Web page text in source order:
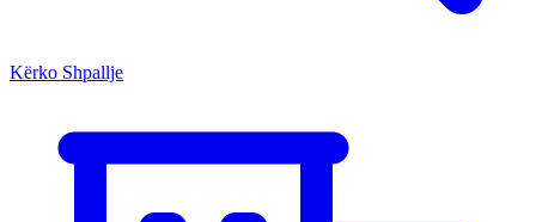
Kërko Shpallje